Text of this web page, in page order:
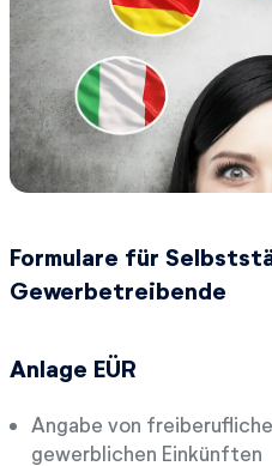
Formulare für
Gewerbetreibende
Anlage EÜR
Angabe von
gewerblichen Einkünften